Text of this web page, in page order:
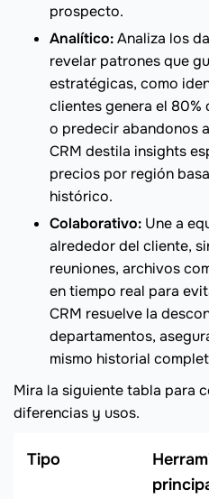
prospecto.
Analítico:Analiza los
revelar patrones que
estratégicas, como
clientes genera el 80%
o predecir abandonos
CRM destila insights
precios por región
histórico.
Colaborativo: Une a
alrededor del cliente,
reuniones, archivos
en tiempo real para
CRM resuelve la
departamentos,
mismo historial
Mira la siguiente tabla para
diferencias y usos.
Tipo